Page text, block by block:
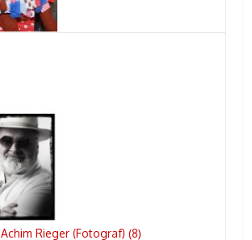
Achim Rieger (Fotograf) (8)